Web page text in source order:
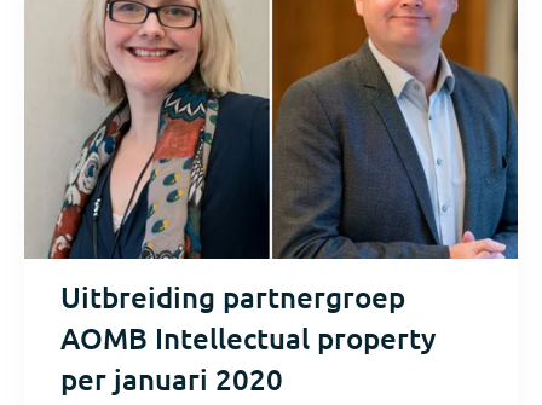
Uitbreiding partnergroep
AOMB Intellectual property
per januari 2020